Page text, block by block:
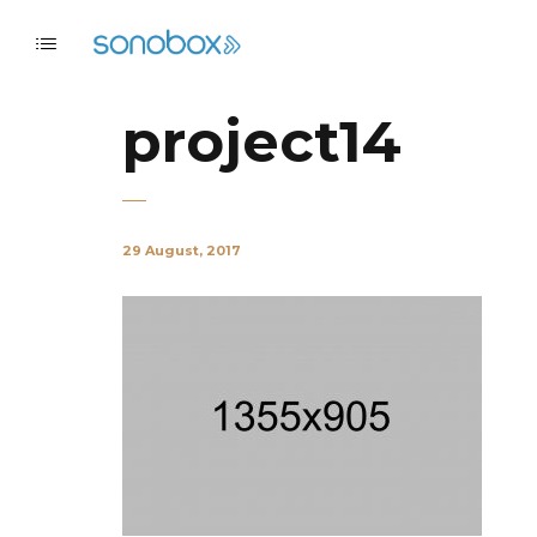
project14
29 August, 2017